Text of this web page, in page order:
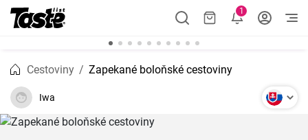
1
Cestoviny Zapekané boloňské cestoviny
Iwa